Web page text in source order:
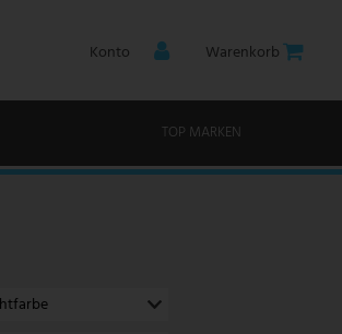
Konto Warenkorb
TOP MARKEN